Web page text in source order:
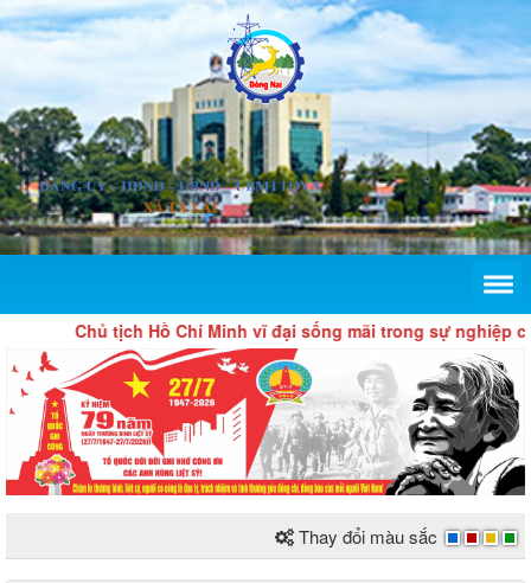
Chủ tịch Hồ Chí Minh vĩ đại sống mãi trong sự nghiệp
Thay đổi màu sắc